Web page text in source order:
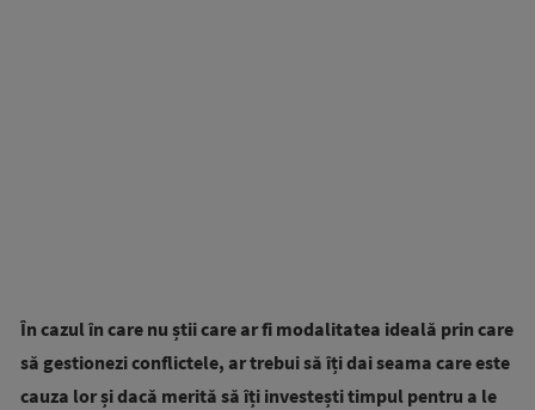
În cazul în care nu știi care ar fi modalitatea ideală prin care
să gestionezi conflictele, ar trebui să îți dai seama care este
cauza lor și dacă merită să îți investești timpul pentru a le